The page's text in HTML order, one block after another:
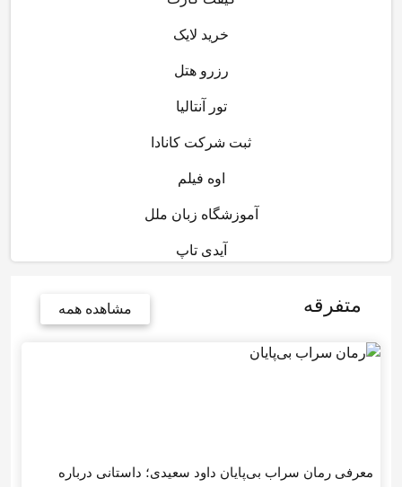
خرید لایک
رزرو هتل
تور آنتالیا
ثبت شرکت کانادا
اوه فیلم
آموزشگاه زبان ملل
آیدی تاپ
متفرقه مشاهده همه
معرفی رمان سراب بی‌پایان داود سعیدی؛ داستانی درباره